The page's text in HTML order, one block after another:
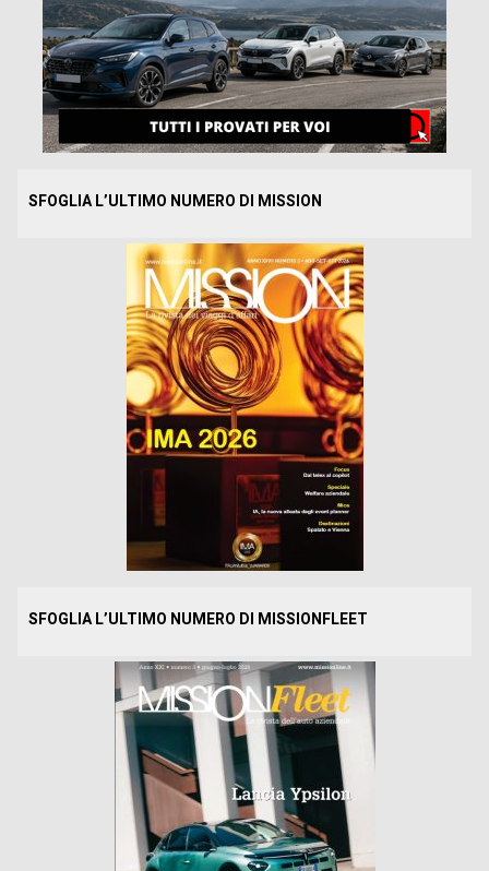
SFOGLIA L’ULTIMO NUMERO DI MISSION
SFOGLIA L’ULTIMO NUMERO DI MISSIONFLEET